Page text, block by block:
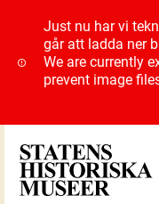
Just nu har vi
går att ladda ner
We are currently
prevent image